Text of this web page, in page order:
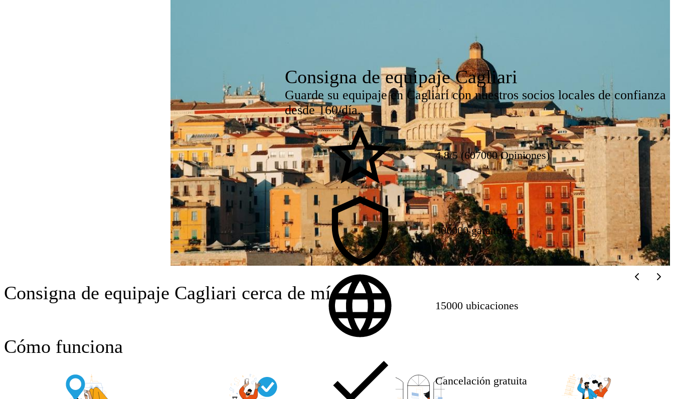
Consigna de equipaje Cagliari
Guarde su equipaje en Cagliari con nuestros socios locales de confianza
desde 160/día.
4.8/5 (607000 Opiniones)
300000 garantizar
15000 ubicaciones
Cancelación gratuita
Consigna de equipaje Cagliari cerca de mí
Cómo funciona